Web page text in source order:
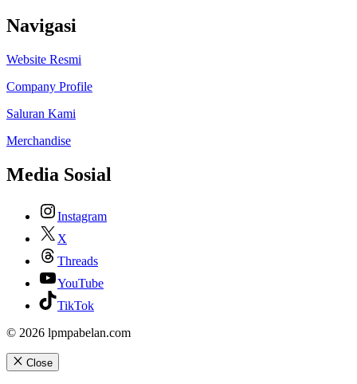
Navigasi
Website Resmi
Company Profile
Saluran Kami
Merchandise
Media Sosial
Instagram
X
Threads
YouTube
TikTok
© 2026 lpmpabelan.com
Close